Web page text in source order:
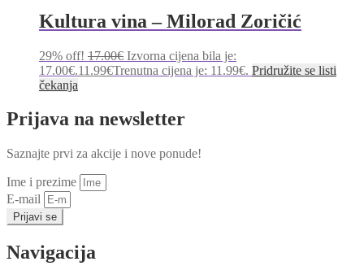
Kultura vina – Milorad Zoričić
29% off! 17.00€ Izvorna cijena bila je:
17.00€.11.99€Trenutna cijena je: 11.99€. Pridružite se listi
čekanja
Prijava na newsletter
Saznajte prvi za akcije i nove ponude!
Ime i prezime
E-mail
Prijavi se
Navigacija